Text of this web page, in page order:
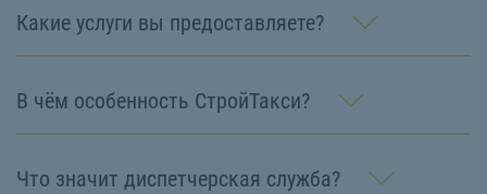
Какие услуги вы предоставляете?
В чём особенность СтройТакси?
Что значит диспетчерская служба?